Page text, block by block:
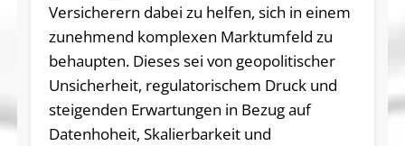
Versicherern dabei zu helfen, sich in einem
zunehmend komplexen Marktumfeld zu
behaupten. Dieses sei von geopolitischer
Unsicherheit, regulatorischem Druck und
steigenden Erwartungen in Bezug auf
Datenhoheit, Skalierbarkeit und